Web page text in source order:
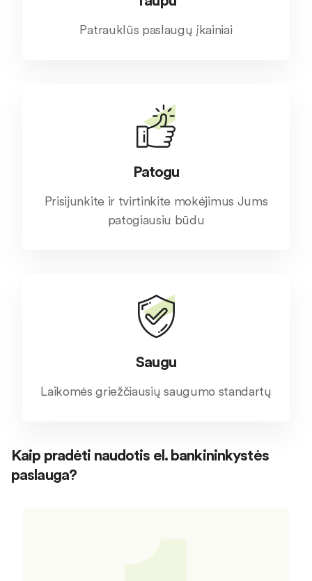
Patrauklūs paslaugų įkainiai
Patogu
Prisijunkite ir tvirtinkite mokėjimus Jums
patogiausiu būdu
Saugu
Laikomės griežčiausių saugumo standartų
Kaip pradėti naudotis el. bankininkystės
paslauga?